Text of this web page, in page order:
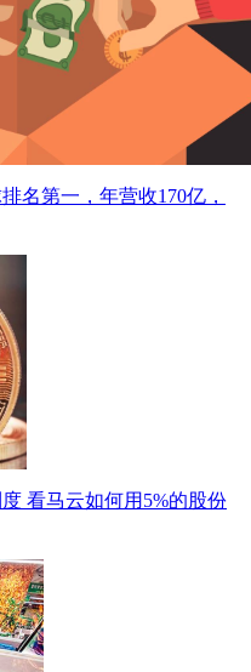
名第一，年营收170亿，
看马云如何用5%的股份